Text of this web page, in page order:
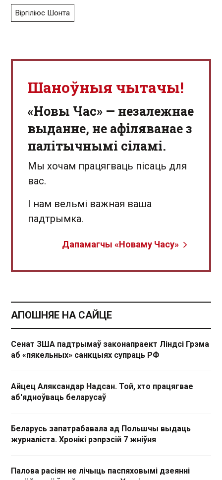
Віргіліюс Шонта
Шаноўныя чытачы!
«Новы Час» — незалежнае
выданне, не афіляванае з
палітычнымі сіламі.
Мы хочам працягваць пісаць для
вас.
І нам вельмі важная ваша
падтрымка.
Дапамагчы «Новаму Часу»
АПОШНЯЕ НА САЙЦЕ
Сенат ЗША падтрымаў законапраект Ліндсі Грэма
аб «пякельных» санкцыях супраць РФ
Айцец Аляксандар Надсан. Той, хто працягвае
аб'ядноўваць беларусаў
Беларусь запатрабавала ад Польшчы выдаць
журналіста. Хронікі рэпрэсій 7 жніўня
Палова расіян не лічыць паспяховымі дзеянні